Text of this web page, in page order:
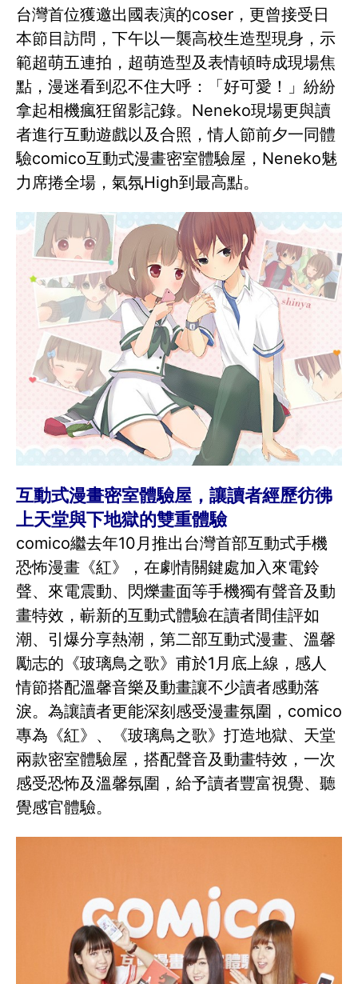
台灣首位獲邀出國表演的coser，更曾接受日
本節目訪問，下午以一襲高校生造型現身，示
範超萌五連拍，超萌造型及表情頓時成現場焦
點，漫迷看到忍不住大呼：「好可愛！」紛紛
拿起相機瘋狂留影記錄。Neneko現場更與讀
者進行互動遊戲以及合照，情人節前夕一同體
驗comico互動式漫畫密室體驗屋，Neneko魅
力席捲全場，氣氛High到最高點。
互動式漫畫密室體驗屋，讓讀者經歷彷彿
上天堂與下地獄的雙重體驗
comico繼去年10月推出台灣首部互動式手機
恐怖漫畫《紅》，在劇情關鍵處加入來電鈴
聲、來電震動、閃爍畫面等手機獨有聲音及動
畫特效，嶄新的互動式體驗在讀者間佳評如
潮、引爆分享熱潮，第二部互動式漫畫、溫馨
勵志的《玻璃鳥之歌》甫於1月底上線，感人
情節搭配溫馨音樂及動畫讓不少讀者感動落
淚。為讓讀者更能深刻感受漫畫氛圍，comico
專為《紅》、《玻璃鳥之歌》打造地獄、天堂
兩款密室體驗屋，搭配聲音及動畫特效，一次
感受恐怖及溫馨氛圍，給予讀者豐富視覺、聽
覺感官體驗。